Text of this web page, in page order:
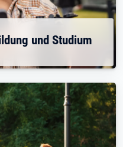
und Studium